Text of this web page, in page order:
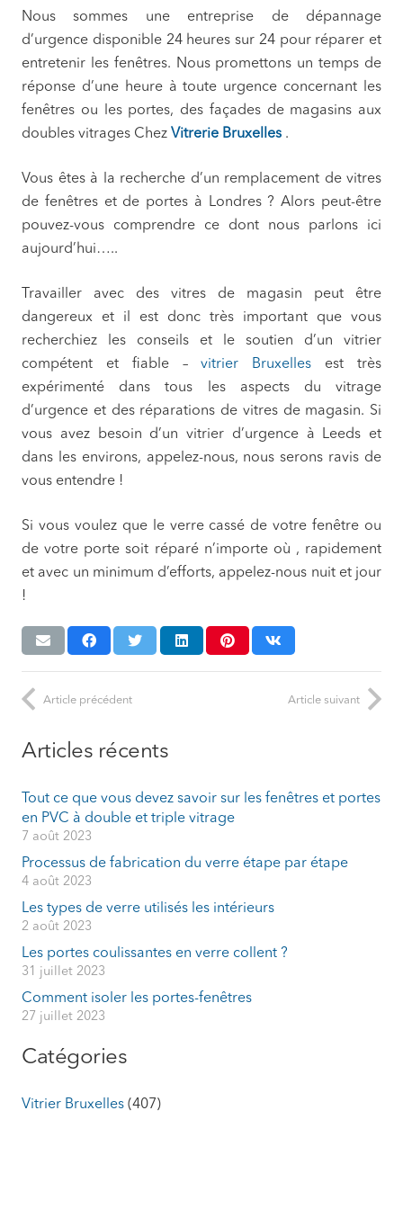
Nous sommes une entreprise de dépannage
d’urgence disponible 24 heures sur 24 pour réparer et
entretenir les fenêtres. Nous promettons un temps de
réponse d’une heure à toute urgence concernant les
fenêtres ou les portes, des façades de magasins aux
doubles vitrages Chez Vitrerie Bruxelles .
Vous êtes à la recherche d’un remplacement de vitres
de fenêtres et de portes à Londres ? Alors peut-être
pouvez-vous comprendre ce dont nous parlons ici
aujourd’hui…..
Travailler avec des vitres de magasin peut être
dangereux et il est donc très important que vous
recherchiez les conseils et le soutien d’un vitrier
compétent et fiable –vitrier Bruxelles est très
expérimenté dans tous les aspects du vitrage
d’urgence et des réparations de vitres de magasin. Si
vous avez besoin d’un vitrier d’urgence à Leeds et
dans les environs, appelez-nous, nous serons ravis de
vous entendre !
Si vous voulez que le verre cassé de votre fenêtre ou
de votre porte soit réparé n’importe où , rapidement
et avec un minimum d’efforts, appelez-nous nuit et jour
!
Article précédent Article suivant
Articles récents
Tout ce que vous devez savoir sur les fenêtres et portes
en PVC à double et triple vitrage
7 août 2023
Processus de fabrication du verre étape par étape
4 août 2023
Les types de verre utilisés les intérieurs
2 août 2023
Les portes coulissantes en verre collent ?
31 juillet 2023
Comment isoler les portes-fenêtres
27 juillet 2023
Catégories
Vitrier Bruxelles (407)